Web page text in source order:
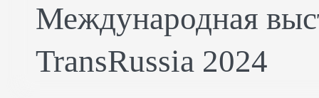
Международная
TransRussia 2024